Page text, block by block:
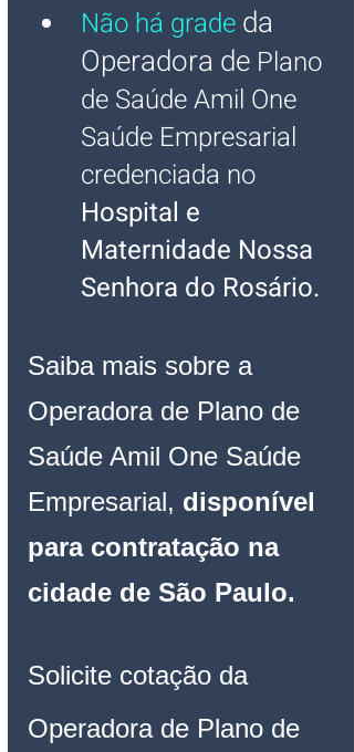
Não há grade da
Operadora de Plano
de Saúde Amil One
Saúde Empresarial
credenciada no
Hospital e
Maternidade Nossa
Senhora do Rosário.
Saiba mais sobre a
Operadora de Plano de
Saúde Amil One Saúde
Empresarial, disponível
para contratação na
cidade de São Paulo.
Solicite cotação da
Operadora de Plano de